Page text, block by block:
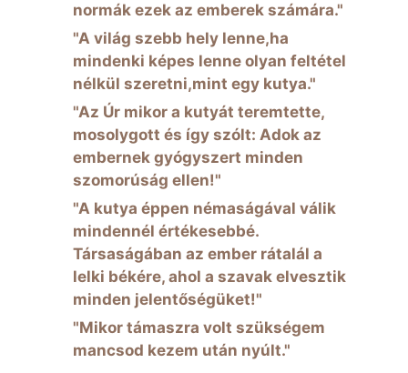
normák ezek az emberek számára."
"A világ szebb hely lenne,ha
mindenki képes lenne olyan feltétel
nélkül szeretni,mint egy kutya."
"Az Úr mikor a kutyát teremtette,
mosolygott és így szólt: Adok az
embernek gyógyszert minden
szomorúság ellen!"
"A kutya éppen némaságával válik
mindennél értékesebbé.
Társaságában az ember rátalál a
lelki békére, ahol a szavak elvesztik
minden jelentőségüket!"
"Mikor támaszra volt szükségem
mancsod kezem után nyúlt."